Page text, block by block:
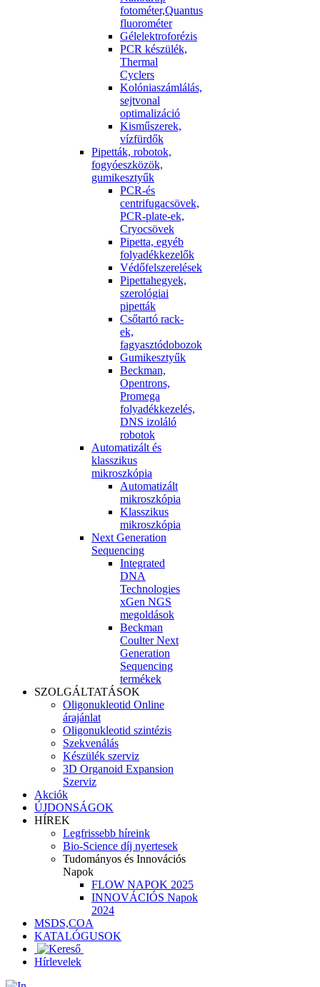
fotométer,Quantus
fluorométer
Gélelektroforézis
PCR készülék,
Thermal
Cyclers
Kolóniaszámlálás,
sejtvonal
optimalizáció
Kisműszerek,
vízfürdők
Pipetták, robotok,
fogyóeszközök,
gumikesztyűk
PCR-és
centrifugacsövek,
PCR-plate-ek,
Cryocsövek
Pipetta, egyéb
folyadékkezelők
Védőfelszerelések
Pipettahegyek,
szerológiai
pipetták
Csőtartó rack-
ek,
fagyasztódobozok
Gumikesztyűk
Beckman,
Opentrons,
Promega
folyadékkezelés,
DNS izoláló
robotok
Automatizált és
klasszikus
mikroszkópia
Automatizált
mikroszkópia
Klasszikus
mikroszkópia
Next Generation
Sequencing
Integrated
DNA
Technologies
xGen NGS
megoldások
Beckman
Coulter Next
Generation
Sequencing
termékek
SZOLGÁLTATÁSOK
Oligonukleotid Online
árajánlat
Oligonukleotid szintézis
Szekvenálás
Készülék szerviz
3D Organoid Expansion
Szerviz
Akciók
ÚJDONSÁGOK
HÍREK
Legfrissebb híreink
Bio-Science díj nyertesek
Tudományos és Innovációs
Napok
FLOW NAPOK 2025
INNOVÁCIÓS Napok
2024
MSDS,COA
KATALÓGUSOK
Hírlevelek